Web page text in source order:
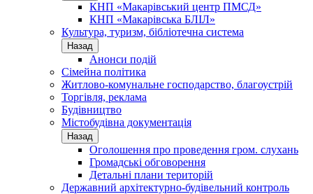
КНП «Макарівський центр ПМСД»
КНП «Макарівська БЛІЛ»
Культура, туризм, бібліотечна система
Назад
Анонси подій
Сімейна політика
Житлово-комунальне господарство, благоустрій
Торгівля, реклама
Будівництво
Містобудівна документація
Назад
Оголошення про проведення гром. слухань
Громадські обговорення
Детальні плани територій
Державний архітектурно-будівельний контроль